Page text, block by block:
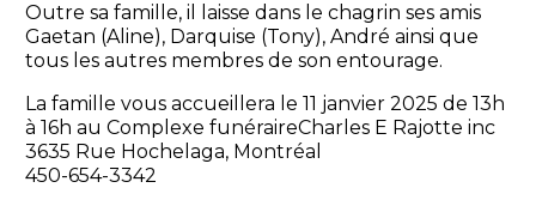
Outre sa famille, il laisse dans le chagrin ses amis
Gaetan (Aline), Darquise (Tony), André ainsi que
tous les autres membres de son entourage.
La famille vous accueillera le 11 janvier 2025 de 13h
à 16h au Complexe funéraireCharles E Rajotte inc
3635 Rue Hochelaga, Montréal
450-654-3342